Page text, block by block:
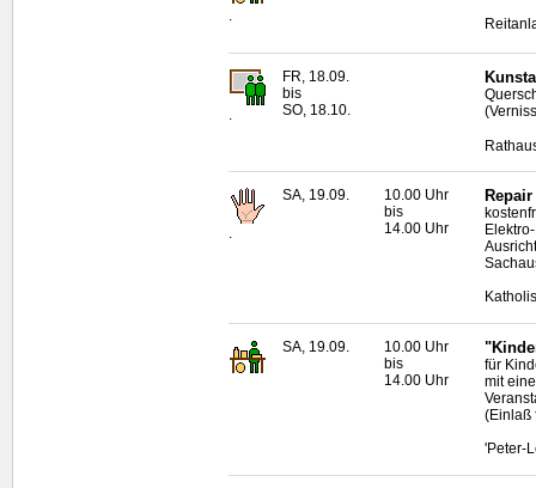
.
FR, 18.09.
bis
SO, 18.10.
.
SA, 19.09.
10.00 Uhr
bis
14.00 Uhr
SA, 19.09.
10.00 Uhr
bis
14.00 Uhr
für
mit
(Einlaß
'Peter-